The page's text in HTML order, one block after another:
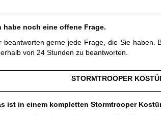
habe noch eine offene Frage.
beantworten gerne jede Frage, die Sie haben.
von 24 Stunden zu beantworten.
STORMTROOPER
ist in einem kompletten Stormtrooper